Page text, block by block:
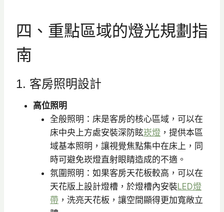
四、重點區域的燈光規劃指
南
1. 客房照明設計
高位照明
全般照明：床是客房的核心區域，可以在
床中央上方處安裝深防眩崁燈 ，提供本區
域基本照明，讓視覺焦點集中在床上，同
時可避免崁燈直射眼睛造成的不適。
氛圍照明：如果客房天花板較高，可以在
天花版上設計燈槽，於燈槽內安裝LED燈
帶 ，洗亮天花板，讓空間顯得更加寬敞立